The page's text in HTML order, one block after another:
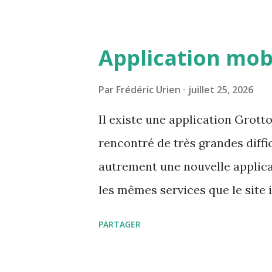
Application
Par Frédéric Urien juillet 25, 2026
Il existe une application
rencontré de très grandes
autrement une nouvelle
les mêmes services que le
PARTAGER